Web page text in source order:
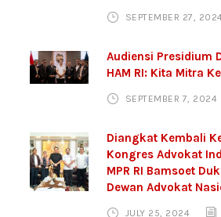
SEPTEMBER 27,
Audiensi Presidium
HAM RI: Kita Mitra
SEPTEMBER 7, 2024
Diangkat Kembali
Kongres Advokat
MPR RI Bamsoet
Dewan Advokat
JULY 25, 2024